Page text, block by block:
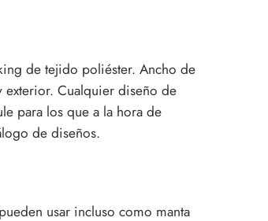
de tejido poliéster. Ancho de
exterior. Cualquier diseño de
para los que a la hora de
de diseños.
usar incluso como manta